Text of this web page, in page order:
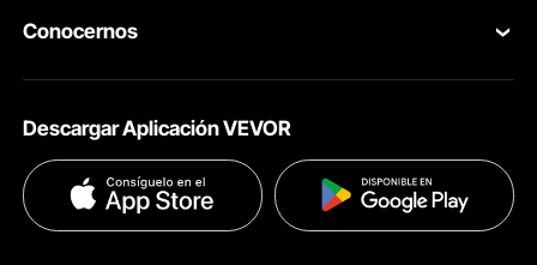
Ayuda & FAQs
Pro member program
Conocernos
Términos & Condiciones
Políticas de Privacidad
Descargar Aplicación VEVOR